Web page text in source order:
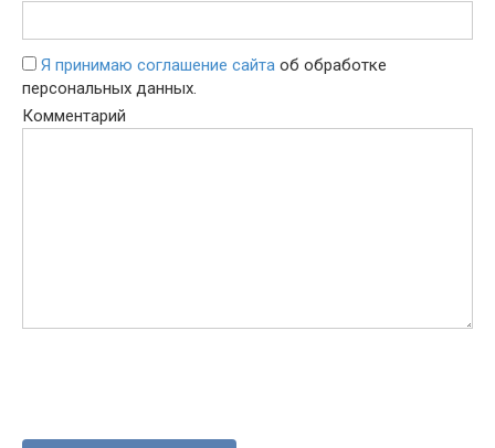
Я принимаю соглашение сайта об обработке
персональных данных.
Комментарий